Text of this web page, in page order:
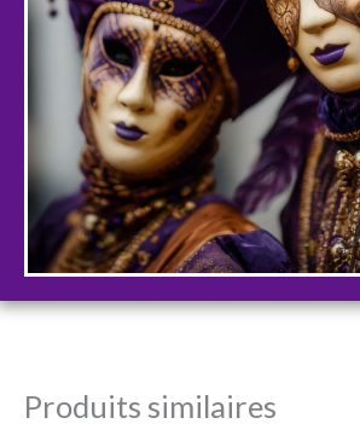
Produits similaires